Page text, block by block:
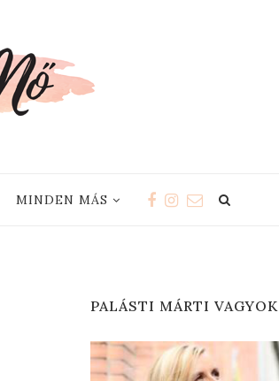
MINDEN MÁS
PALÁSTI MÁRTI VAGYOK